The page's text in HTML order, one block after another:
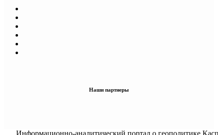
Наши партнеры
Информационно-аналитический портал о геополитике